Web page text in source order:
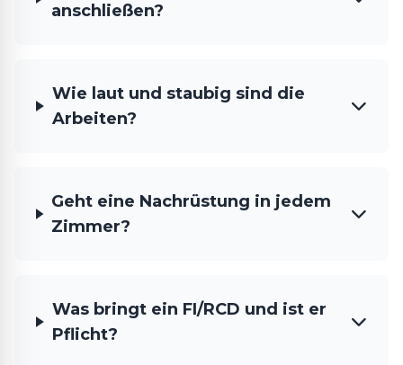
anschließen?
Wie laut und staubig sind die
Arbeiten?
Geht eine Nachrüstung in jedem
Zimmer?
Was bringt ein FI/RCD und ist er
Pflicht?